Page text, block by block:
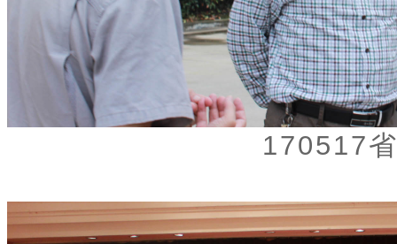
170517